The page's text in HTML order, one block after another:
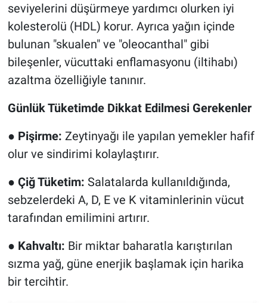
seviyelerini düşürmeye yardımcı olurken iyi
kolesterolü (HDL) korur. Ayrıca yağın içinde
bulunan "skualen" ve "oleocanthal" gibi
bileşenler, vücuttaki enflamasyonu (iltihabı)
azaltma özelliğiyle tanınır.
Günlük Tüketimde Dikkat Edilmesi Gerekenler
● Pişirme: Zeytinyağı ile yapılan yemekler hafif
olur ve sindirimi kolaylaştırır.
● Çiğ Tüketim: Salatalarda kullanıldığında,
sebzelerdeki A, D, E ve K vitaminlerinin vücut
tarafından emilimini artırır.
● Kahvaltı: Bir miktar baharatla karıştırılan
sızma yağ, güne enerjik başlamak için harika
bir tercihtir.